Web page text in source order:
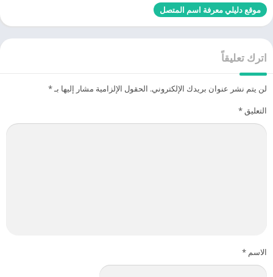
موقع دليلي معرفة اسم المتصل
اترك تعليقاً
لن يتم نشر عنوان بريدك الإلكتروني. الحقول الإلزامية مشار إليها بـ*
التعليق*
الاسم *